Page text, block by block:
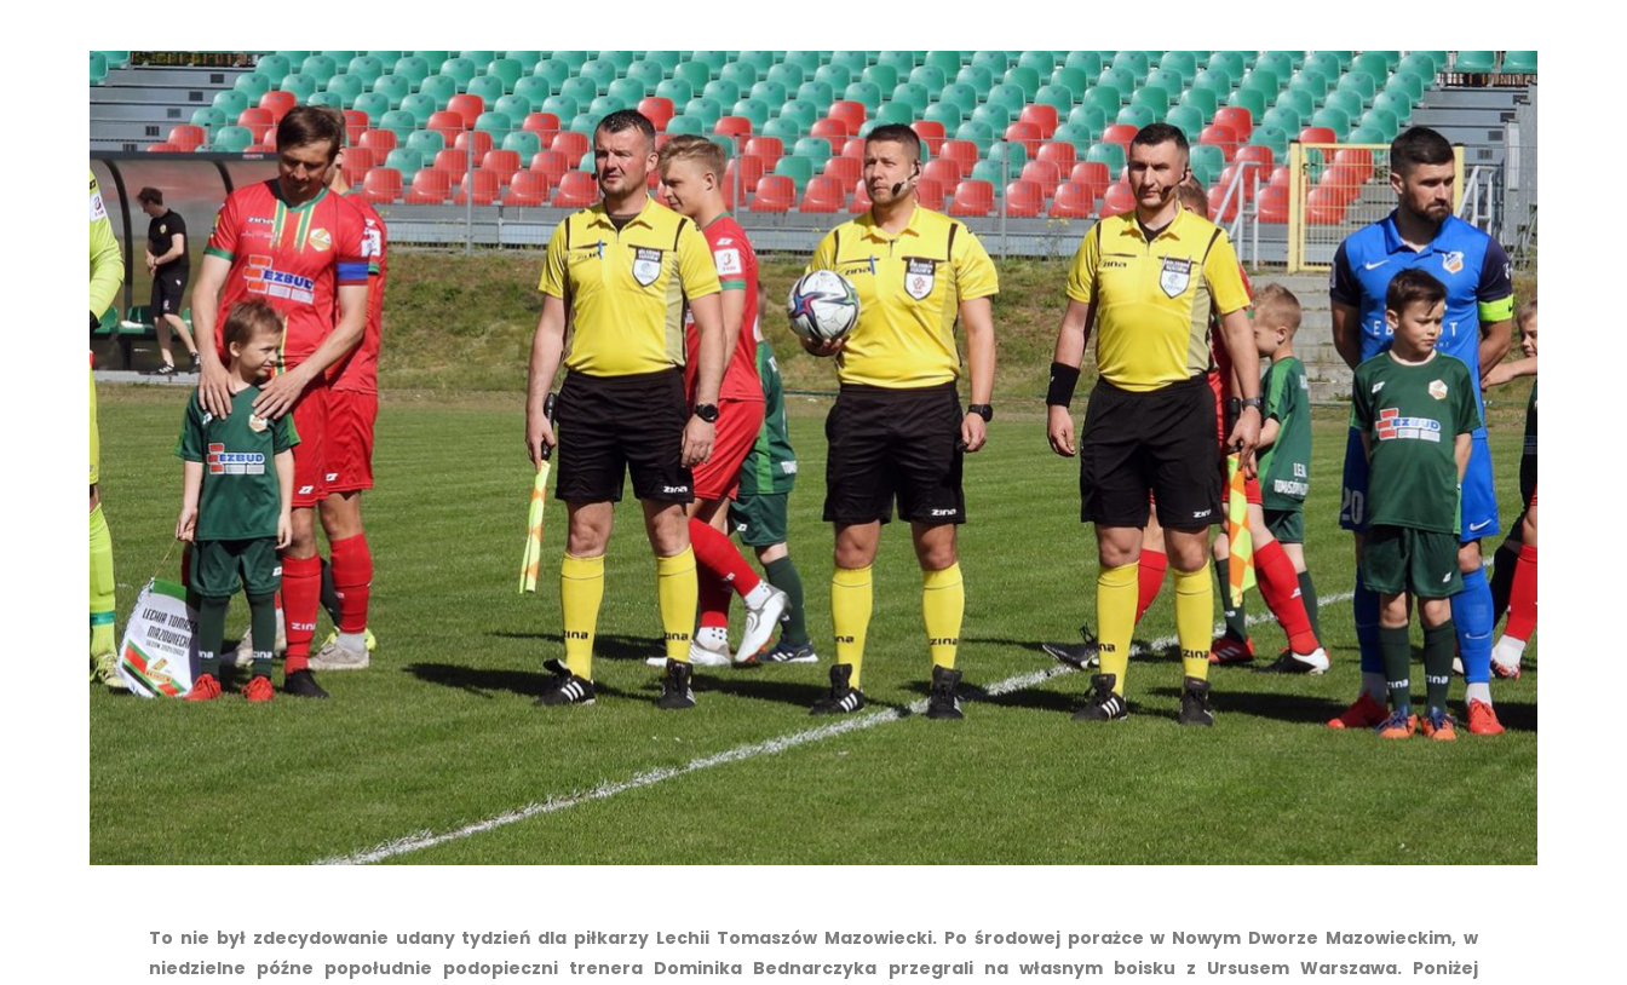
To nie był zdecydowanie udany tydzień dla piłkarzy Lechii Tomaszów Mazowiecki. Po środowej porażce w Nowym Dworze Mazowieckim, w
niedzielne późne popołudnie podopieczni trenera Dominika Bednarczyka przegrali na własnym boisku z Ursusem Warszawa. Poniżej